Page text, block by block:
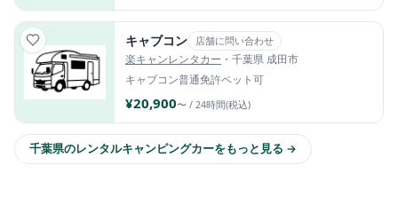
キャブコン 店舗に問い合わせ
楽キャンレンタカー ・千葉県 成田市
キャブコン普通免許ペット可
¥20,900〜 / 24時間(税込)
千葉県のレンタルキャンピングカーをもっと見る →